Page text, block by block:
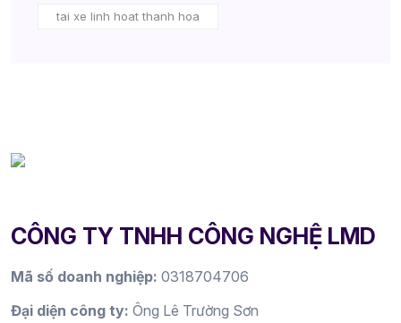
tai xe linh hoat thanh hoa
CÔNG TY TNHH CÔNG NGHỆ LMD
Mã số doanh nghiệp: 0318704706
Đại diện công ty: Ông Lê Trường Sơn